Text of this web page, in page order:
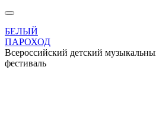
БЕЛЫЙ
ПАРОХОД
Всероссийский детский
фестиваль